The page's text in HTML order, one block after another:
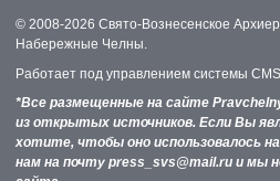
© 2008-2026 Свято-Вознесенское
Набережные Челны.
Работает под управлением системы
*Все размещенные на сайте
из открытых источников. Если Вы
хотите, чтобы оно использовалось
нам на почту press_svs@mail.ru и мы